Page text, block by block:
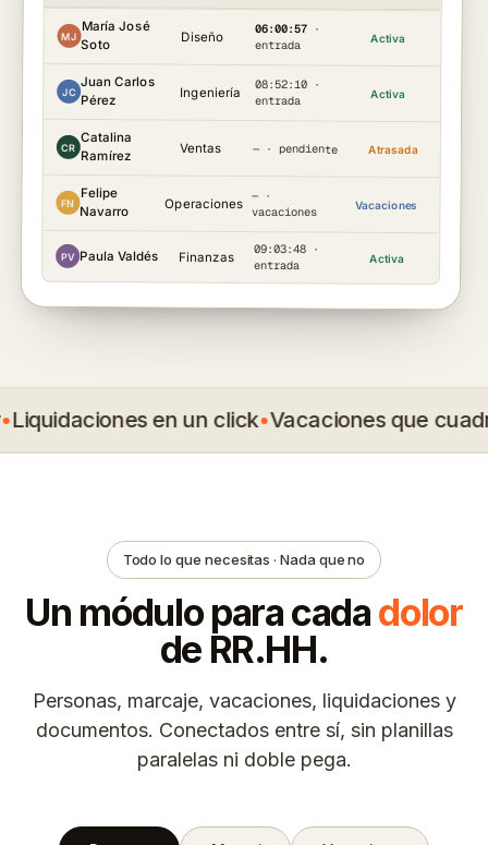
MJ
María José
Soto
Diseño 06:00:58 ·
entrada Activa
JC
Juan Carlos
Pérez
Ingeniería 08:52:10 ·
entrada Activa
CR
Catalina
Ramírez
Ventas — · pendiente Atrasada
FN
Felipe
Navarro
Operaciones — ·
vacaciones Vacaciones
PV Paula Valdés Finanzas 09:03:48 ·
entrada Activa
en un click•Vacaciones que
Todo lo que necesitas · Nada que no
Un módulo para cadadolor
de RR.HH.
Personas, marcaje, vacaciones, liquidaciones y
documentos. Conectados entre sí, sin planillas
paralelas ni doble pega.